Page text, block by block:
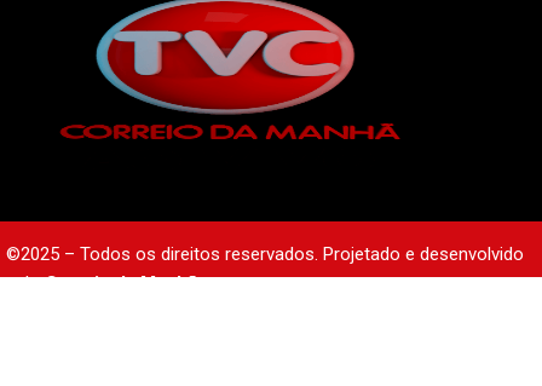
©2025 – Todos os direitos reservados. Projetado e desenvolvido
peloCorreio da Manhã.